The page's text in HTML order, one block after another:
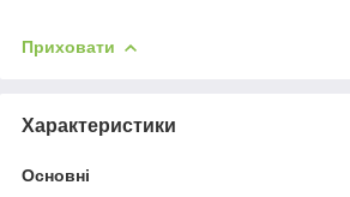
Приховати
Характеристики
Основні